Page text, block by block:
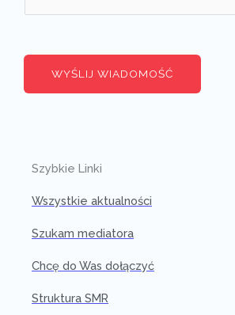
WYŚLIJ WIADOMOŚĆ
Szybkie Linki
Wszystkie aktualności
Szukam mediatora
Chcę do Was dołączyć
Struktura SMR